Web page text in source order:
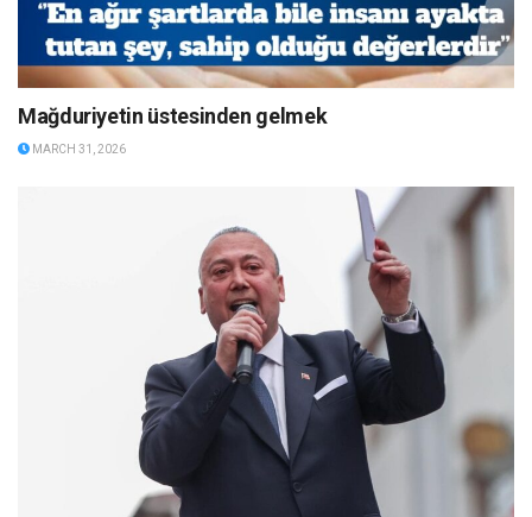
Mağduriyetin üstesinden gelmek
MARCH 31, 2026